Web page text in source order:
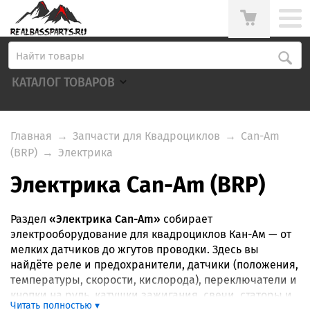
КАТАЛОГ ТОВАРОВ
Главная → Запчасти для Квадроциклов → Can-Am
(BRP) → Электрика
Электрика Can-Am (BRP)
Раздел «Электрика Can-Am» собирает
электрооборудование для квадроциклов Кан-Ам — от
мелких датчиков до жгутов проводки. Здесь вы
найдёте реле и предохранители, датчики (положения,
температуры, скорости, кислорода), переключатели и
кнопки на руль, катушки зажигания, свечи, статоры и
Читать полностью ▾